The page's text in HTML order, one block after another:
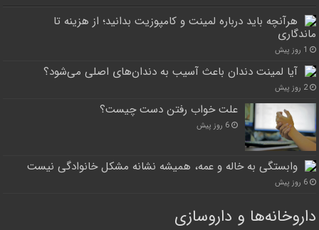
هرآنچه باید درباره لمینت و کامپوزیت بدانید؛ از هزینه تا
ماندگاری
1 روز پیش
آیا لمینت دندان باعث آسیب به دندان‌های اصلی می‌شود؟
2 روز پیش
علت خواب رفتن دست چیست؟
6 روز پیش
وابستگی به خاله و عمه، همیشه نشانه مشکل خانوادگی نیست
6 روز پیش
داروخانه‌ها و داروسازی